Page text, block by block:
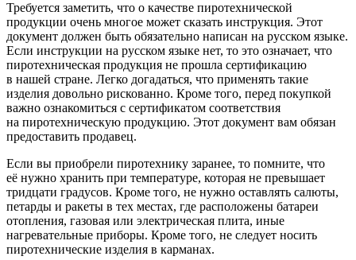
Требуется заметить, что о качестве пиротехнической
продукции очень многое может сказать инструкция. Этот
документ должен быть обязательно написан на русском языке.
Если инструкции на русском языке нет, то это означает, что
пиротехническая продукция не прошла сертификацию
в нашей стране. Легко догадаться, что применять такие
изделия довольно рискованно. Кроме того, перед покупкой
важно ознакомиться с сертификатом соответствия
на пиротехническую продукцию. Этот документ вам обязан
предоставить продавец.
Если вы приобрели пиротехнику заранее, то помните, что
её нужно хранить при температуре, которая не превышает
тридцати градусов. Кроме того, не нужно оставлять салюты,
петарды и ракеты в тех местах, где расположены батареи
отопления, газовая или электрическая плита, иные
нагревательные приборы. Кроме того, не следует носить
пиротехнические изделия в карманах.